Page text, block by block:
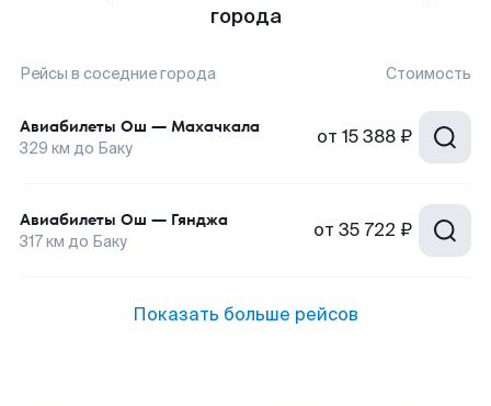
города
Рейсы в соседние города Стоимость
Авиабилеты Ош — Махачкала
329 км до Баку от 15 388 ₽
Авиабилеты Ош — Гянджа
317км до Баку от 35 722 ₽
Показать больше рейсов